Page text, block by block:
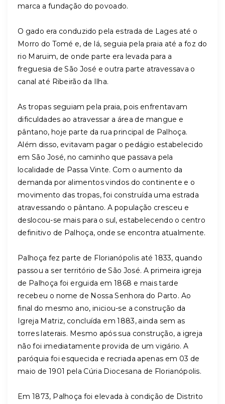
marca a fundação do povoado.
O gado era conduzido pela estrada de Lages até o
Morro do Tomé e, de lá, seguia pela praia até a foz do
rio Maruim, de onde parte era levada para a
freguesia de São José e outra parte atravessava o
canal até Ribeirão da Ilha.
As tropas seguiam pela praia, pois enfrentavam
dificuldades ao atravessar a área de mangue e
pântano, hoje parte da rua principal de Palhoça.
Além disso, evitavam pagar o pedágio estabelecido
em São José, no caminho que passava pela
localidade de Passa Vinte. Com o aumento da
demanda por alimentos vindos do continente e o
movimento das tropas, foi construída uma estrada
atravessando o pântano. A população cresceu e
deslocou-se mais para o sul, estabelecendo o centro
definitivo de Palhoça, onde se encontra atualmente.
Palhoça fez parte de Florianópolis até 1833, quando
passou a ser território de São José. A primeira igreja
de Palhoça foi erguida em 1868 e mais tarde
recebeu o nome de Nossa Senhora do Parto. Ao
final do mesmo ano, iniciou-se a construção da
Igreja Matriz, concluída em 1883, ainda sem as
torres laterais. Mesmo após sua construção, a igreja
não foi imediatamente provida de um vigário. A
paróquia foi esquecida e recriada apenas em 03 de
maio de 1901 pela Cúria Diocesana de Florianópolis.
Em 1873, Palhoça foi elevada à condição de Distrito